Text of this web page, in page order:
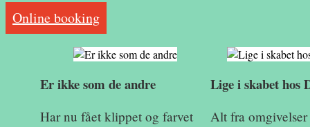
Online booking
Er ikke som de andre
Har nu fået klippet og farvet
Lige i skabet hos
Alt fra